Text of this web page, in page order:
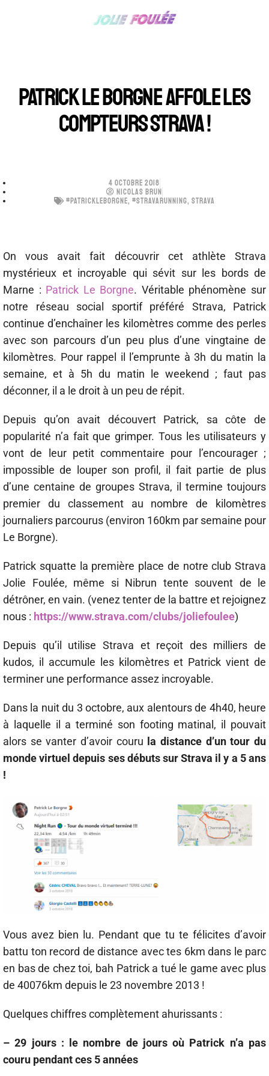
PATRICK LE BORGNE AFFOLE LES
COMPTEURS STRAVA !
4 OCTOBRE 2018
NICOLAS BRUN
#PATRICKLEBORGNE, #STRAVARUNNING, STRAVA
On vous avait fait découvrir cet athlète Strava
mystérieux et incroyable qui sévit sur les bords de
Marne : Patrick Le Borgne. Véritable phénomène sur
notre réseau social sportif préféré Strava, Patrick
continue d’enchaîner les kilomètres comme des perles
avec son parcours d’un peu plus d’une vingtaine de
kilomètres. Pour rappel il l’emprunte à 3h du matin la
semaine, et à 5h du matin le weekend ; faut pas
déconner, il a le droit à un peu de répit.
Depuis qu’on avait découvert Patrick, sa côte de
popularité n’a fait que grimper. Tous les utilisateurs y
vont de leur petit commentaire pour l’encourager ;
impossible de louper son profil, il fait partie de plus
d’une centaine de groupes Strava, il termine toujours
premier du classement au nombre de kilomètres
journaliers parcourus (environ 160km par semaine pour
Le Borgne).
Patrick squatte la première place de notre club Strava
Jolie Foulée, même si Nibrun tente souvent de le
détrôner, en vain. (venez tenter de la battre et rejoignez
nous : https://www.strava.com/clubs/joliefoulee)
Depuis qu’il utilise Strava et reçoit des milliers de
kudos, il accumule les kilomètres et Patrick vient de
terminer une performance assez incroyable.
Dans la nuit du 3 octobre, aux alentours de 4h40, heure
à laquelle il a terminé son footing matinal, il pouvait
alors se vanter d’avoir couru la distance d’un tour du
monde virtuel depuis ses débuts sur Strava il y a 5 ans
!
Vous avez bien lu. Pendant que tu te félicites d’avoir
battu ton record de distance avec tes 6km dans le parc
en bas de chez toi, bah Patrick a tué le game avec plus
de 40076km depuis le 23 novembre 2013 !
Quelques chiffres complètement ahurissants :
– 29 jours : le nombre de jours où Patrick n’a pas
couru pendant ces 5 années